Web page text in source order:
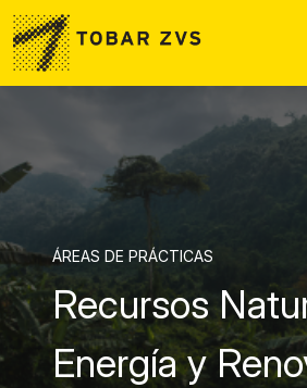
Skip to main content
ÁREAS DE PRÁCTICAS
Recursos
Energía y